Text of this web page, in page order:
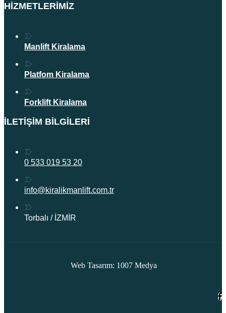
HIZMETLERIMIZ
Manlift Kiralama
Platfom Kiralama
Forklift Kiralama
İLETIŞIM BILGILERI
0 533 019 53 20
info@kiralikmanlift.com.tr
Torbalı / İZMİR
Web Tasarım: 1007 Medya